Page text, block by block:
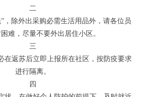
二
，除外出采购必需生活用品外，请各位员
难，尽量不要外出居住小区。
三
在返苏后立即上报所在社区，按防疫要求
进行隔离。
四